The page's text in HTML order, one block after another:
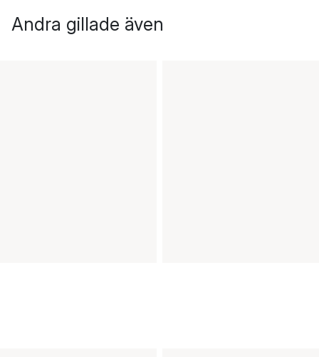
Andra gillade även